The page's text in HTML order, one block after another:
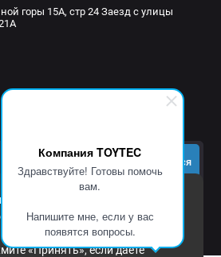
Компания TOYTEC
Здравствуйте! Готовы помочь
вам.
Напишите мне, если у вас
появятся вопросы.
cookie и другие средства
и анализа действий
Подробнее вПолитика
«Принять», если даете
горы 15А, стр 24 Заезд с улицы
Подписаться
Вы даете
данных.